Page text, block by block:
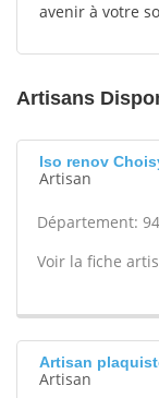
avenir à votre
Artisans
Iso renov
Artisan
Département: 94
Voir la fiche
Artisan
Artisan